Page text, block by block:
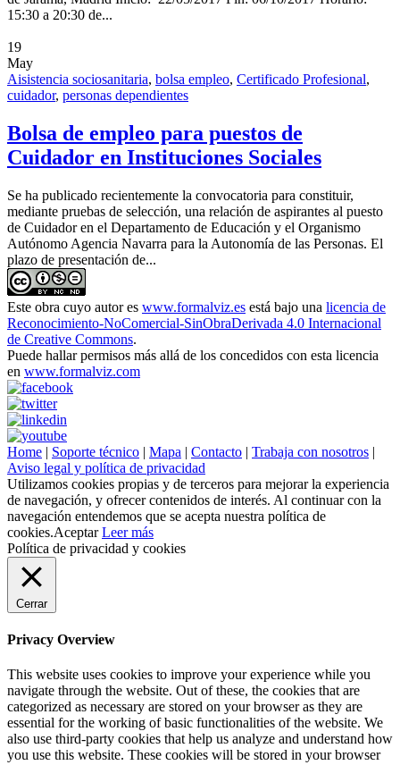
15:30 a 20:30 de...
19
May
Aisistencia sociosanitaria, bolsa empleo, Certificado Profesional,
cuidador, personas dependientes
Bolsa de empleo para puestos de
Cuidador en Instituciones Sociales
Se ha publicado recientemente la convocatoria para constituir,
mediante pruebas de selección, una relación de aspirantes al puesto
de Cuidador en el Departamento de Educación y el Organismo
Autónomo Agencia Navarra para la Autonomía de las Personas. El
plazo de presentación de...
Este obra cuyo autor es www.formalviz.es está bajo una licencia de
Reconocimiento-NoComercial-SinObraDerivada 4.0 Internacional
de Creative Commons.
Puede hallar permisos más allá de los concedidos con esta licencia
en www.formalviz.com
Home | Soporte técnico | Mapa | Contacto | Trabaja con nosotros |
Aviso legal y política de privacidad
Utilizamos cookies propias y de terceros para mejorar la experiencia
de navegación, y ofrecer contenidos de interés. Al continuar con la
navegación entendemos que se acepta nuestra política de
cookies.Aceptar Leer más
Política de privacidad y cookies
Cerrar
Privacy Overview
This website uses cookies to improve your experience while you
navigate through the website. Out of these, the cookies that are
categorized as necessary are stored on your browser as they are
essential for the working of basic functionalities of the website. We
also use third-party cookies that help us analyze and understand how
you use this website. These cookies will be stored in your browser